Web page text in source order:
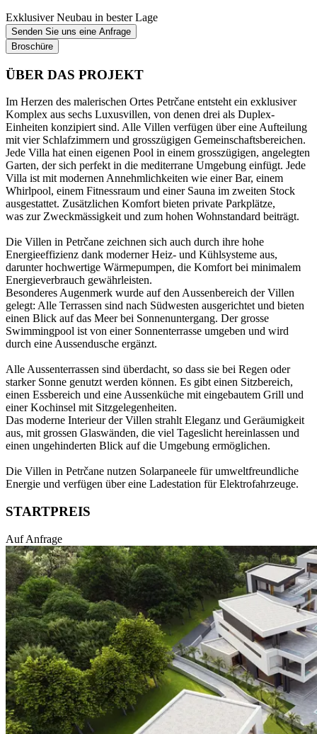
Exklusiver Neubau in bester Lage
Senden Sie uns eine Anfrage
Broschüre
ÜBER DAS PROJEKT
Im Herzen des malerischen Ortes Petrčane entsteht ein exklusiver
Komplex aus sechs Luxusvillen, von denen drei als Duplex-
Einheiten konzipiert sind. Alle Villen verfügen über eine Aufteilung
mit vier Schlafzimmern und grosszügigen Gemeinschaftsbereichen.
Jede Villa hat einen eigenen Pool in einem grosszügigen, angelegten
Garten, der sich perfekt in die mediterrane Umgebung einfügt. Jede
Villa ist mit modernen Annehmlichkeiten wie einer Bar, einem
Whirlpool, einem Fitnessraum und einer Sauna im zweiten Stock
ausgestattet. Zusätzlichen Komfort bieten private Parkplätze,
was zur Zweckmässigkeit und zum hohen Wohnstandard beiträgt.
Die Villen in Petrčane zeichnen sich auch durch ihre hohe
Energieeffizienz dank moderner Heiz- und Kühlsysteme aus,
darunter hochwertige Wärmepumpen, die Komfort bei minimalem
Energieverbrauch gewährleisten.
Besonderes Augenmerk wurde auf den Aussenbereich der Villen
gelegt: Alle Terrassen sind nach Südwesten ausgerichtet und bieten
einen Blick auf das Meer bei Sonnenuntergang. Der grosse
Swimmingpool ist von einer Sonnenterrasse umgeben und wird
durch eine Aussendusche ergänzt.
Alle Aussenterrassen sind überdacht, so dass sie bei Regen oder
starker Sonne genutzt werden können. Es gibt einen Sitzbereich,
einen Essbereich und eine Aussenküche mit eingebautem Grill und
einer Kochinsel mit Sitzgelegenheiten.
Das moderne Interieur der Villen strahlt Eleganz und Geräumigkeit
aus, mit grossen Glaswänden, die viel Tageslicht hereinlassen und
einen ungehinderten Blick auf die Umgebung ermöglichen.
Die Villen in Petrčane nutzen Solarpaneele für umweltfreundliche
Energie und verfügen über eine Ladestation für Elektrofahrzeuge.
STARTPREIS
Auf Anfrage